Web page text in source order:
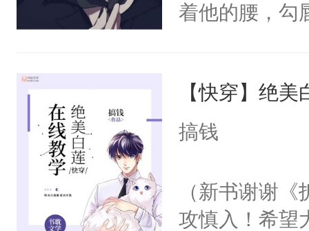
着他的腰，勾
来，给老公
用力——为你
【快穿】绝
搞钱
（新书谢谢
攻慎入！希望